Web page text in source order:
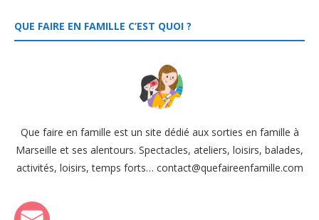
QUE FAIRE EN FAMILLE C’EST QUOI ?
Que faire en famille est un site dédié aux sorties en famille à
Marseille et ses alentours. Spectacles, ateliers, loisirs, balades,
activités, loisirs, temps forts… contact@quefaireenfamille.com